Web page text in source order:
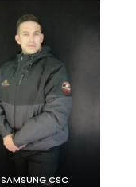
SAMSUNG CSC